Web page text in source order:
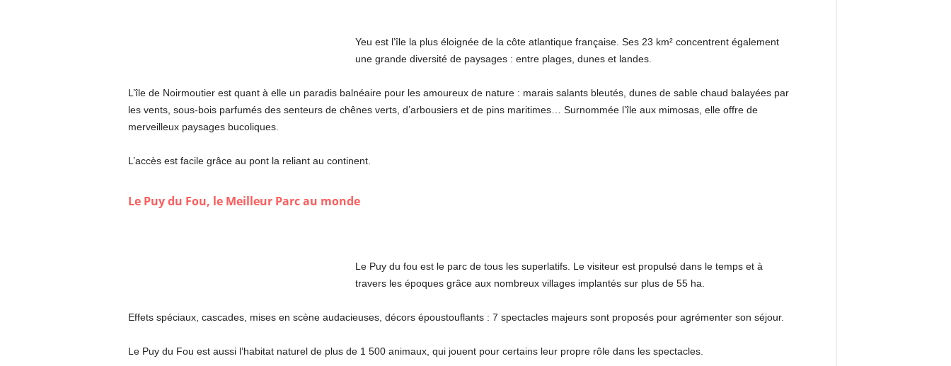
Yeu est l’île la plus éloignée de la côte atlantique française. Ses 23 km² concentrent également
une grande diversité de paysages : entre plages, dunes et landes.
L’île de Noirmoutier est quant à elle un paradis balnéaire pour les amoureux de nature : marais salants bleutés, dunes de sable chaud balayées par
les vents, sous-bois parfumés des senteurs de chênes verts, d’arbousiers et de pins maritimes… Surnommée l’île aux mimosas, elle offre de
merveilleux paysages bucoliques.
L’accès est facile grâce au pont la reliant au continent.
Le Puy du Fou, le Meilleur Parc au monde
Le Puy du fou est le parc de tous les superlatifs. Le visiteur est propulsé dans le temps et à
travers les époques grâce aux nombreux villages implantés sur plus de 55 ha.
Effets spéciaux, cascades, mises en scène audacieuses, décors époustouflants : 7 spectacles majeurs sont proposés pour agrémenter son séjour.
Le Puy du Fou est aussi l’habitat naturel de plus de 1 500 animaux, qui jouent pour certains leur propre rôle dans les spectacles.